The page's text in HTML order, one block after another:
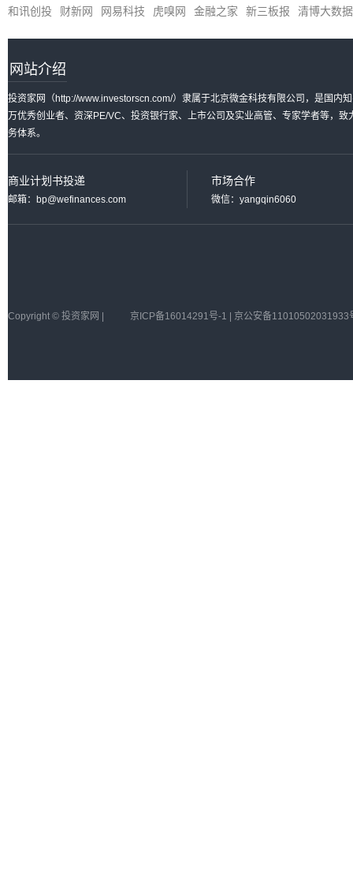
和讯创投 财新网 网易科技 虎嗅网 金融之家 新三板报 清博大数据
网站介绍
投资家网（http://www.investorscn.com/）隶属于北京微金科技有限公司，是国内
万优秀创业者、资深PE/VC、投资银行家、上市公司及实业高管、专家学者等，
务体系。
商业计划书投递
邮箱：bp@wefinances.com
市场合作
微信：yangqin6060
Copyright © 投资家网 | 京ICP备16014291号-1 | 京公安备11010502031933